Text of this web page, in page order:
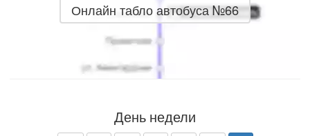
Онлайн табло автобуса №66
День недели